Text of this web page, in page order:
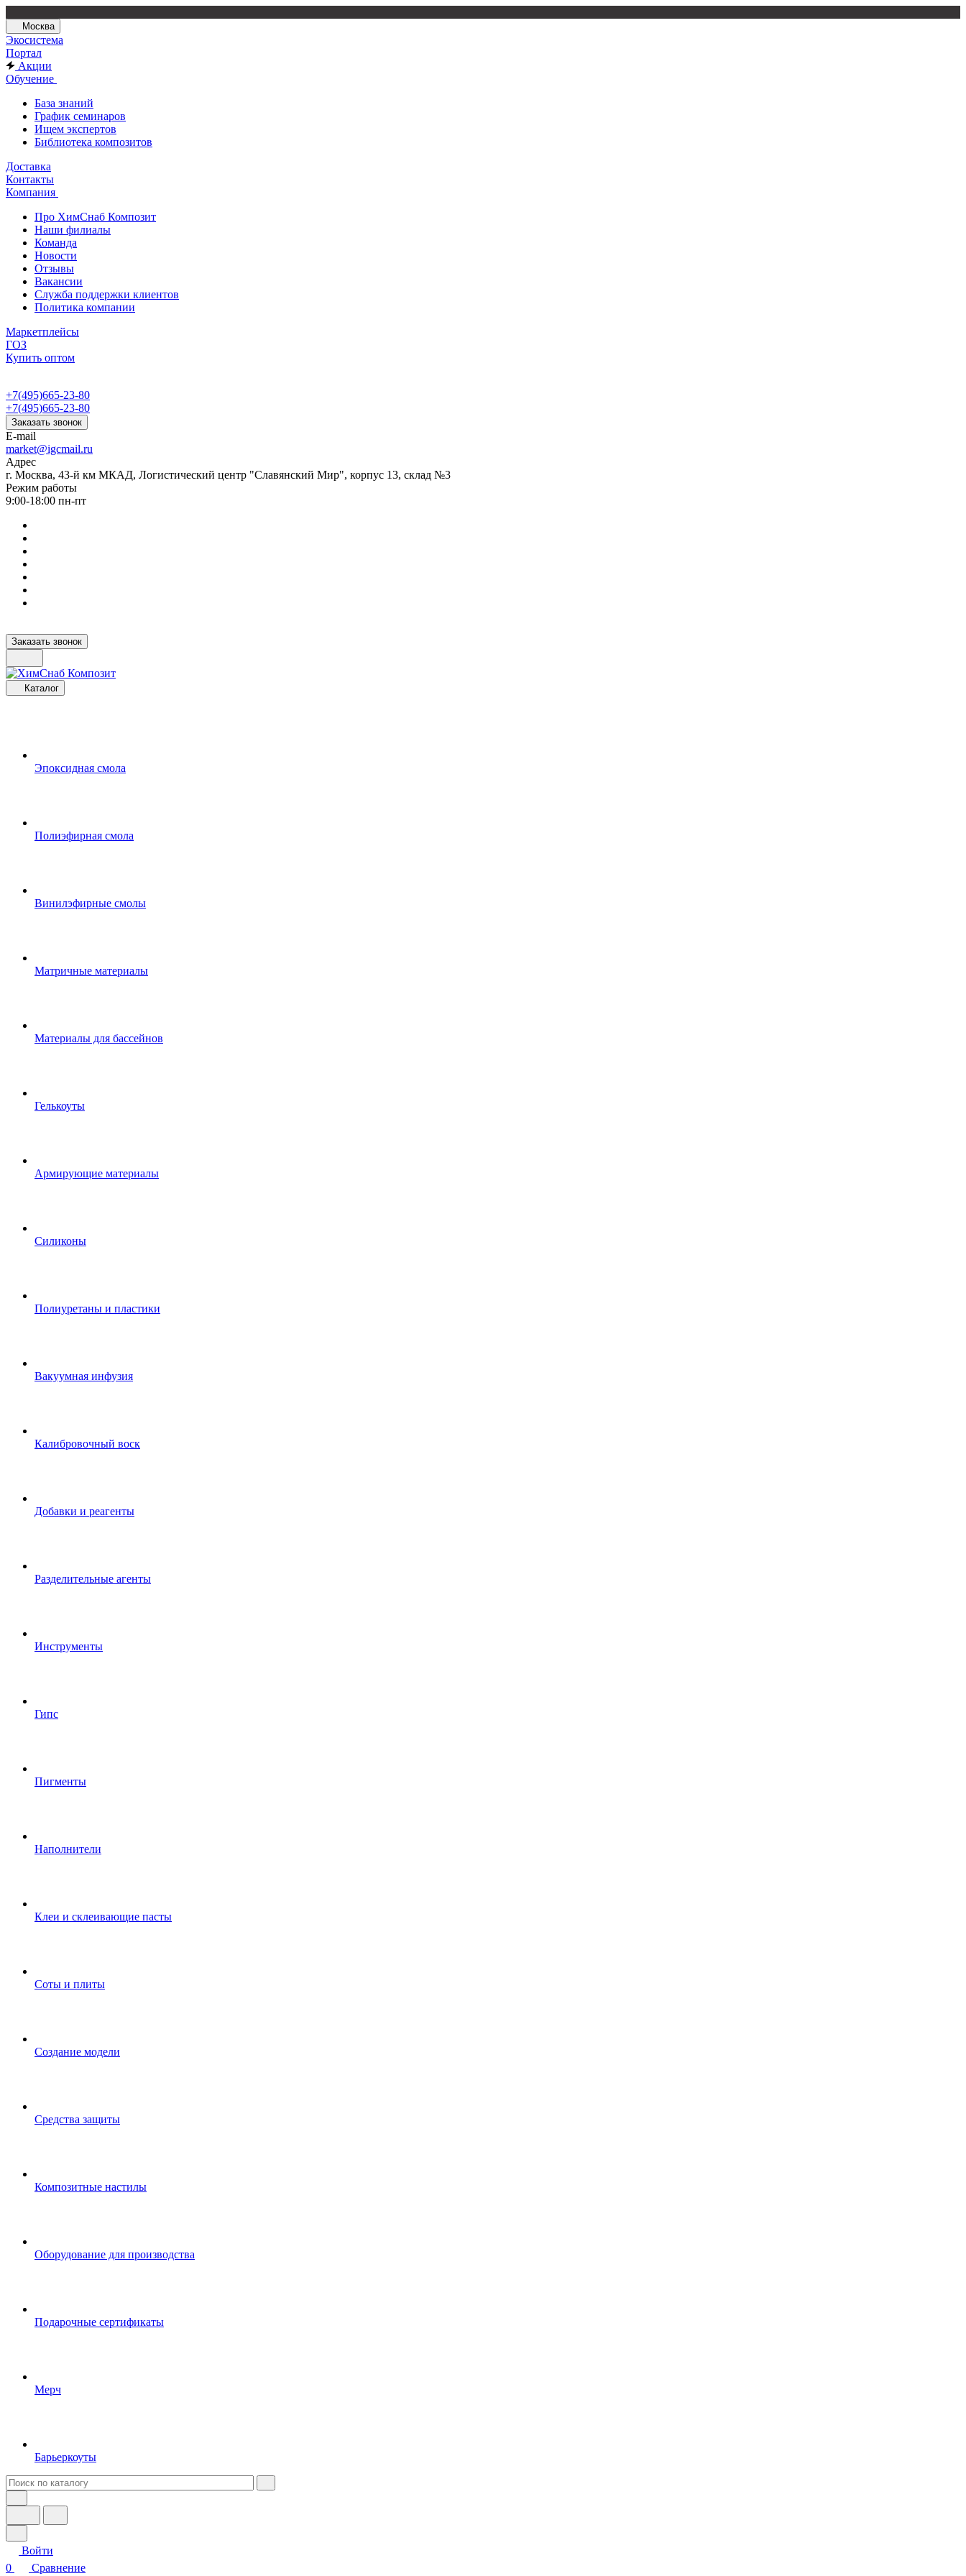
Москва
Экосистема
Портал
Акции
Обучение
База знаний
График семинаров
Ищем экспертов
Библиотека композитов
Доставка
Контакты
Компания
Про ХимСнаб Композит
Наши филиалы
Команда
Новости
Отзывы
Вакансии
Служба поддержки клиентов
Политика компании
Маркетплейсы
ГОЗ
Купить оптом
+7(495)665-23-80
+7(495)665-23-80
Заказать звонок
E-mail
market@igcmail.ru
Адрес
г. Москва, 43-й км МКАД, Логистический центр "Славянский Мир", корпус 13, склад №3
Режим работы
9:00-18:00 пн-пт
Заказать звонок
Каталог
Эпоксидная смола
Полиэфирная смола
Винилэфирные смолы
Матричные материалы
Материалы для бассейнов
Гелькоуты
Армирующие материалы
Силиконы
Полиуретаны и пластики
Вакуумная инфузия
Калибровочный воск
Добавки и реагенты
Разделительные агенты
Инструменты
Гипс
Пигменты
Наполнители
Клеи и склеивающие пасты
Соты и плиты
Создание модели
Средства защиты
Композитные настилы
Оборудование для производства
Подарочные сертификаты
Мерч
Барьеркоуты
Войти
0
Сравнение